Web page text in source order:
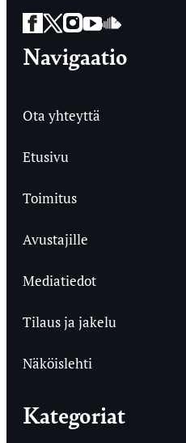
Facebook
Twitter
Instagram
YouTube
SoundCloud
Navigaatio
Ota yhteyttä
Etusivu
Toimitus
Avustajille
Mediatiedot
Tilaus ja jakelu
Näköislehti
Kategoriat